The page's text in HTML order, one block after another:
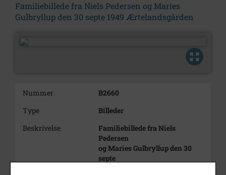
Familiebillede fra Niels Pedersen og Maries
Gulbryllup den 30 septe 1949 Ærtelandsgården
Nummer
B2660
Type
Billeder
Beskrivelse
Familiebillede fra Niels
Pedersen
og Maries Gulbryllup den 30
septe